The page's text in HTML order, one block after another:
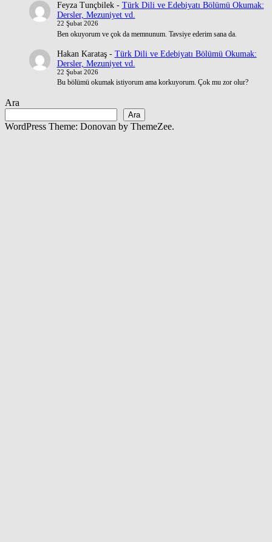
Feyza Tunçbilek- Türk Dili ve Edebiyatı Bölümü Okumak:
Dersler, Mezuniyet vd.
22 Şubat 2026
Ben okuyorum ve çok da memnunum. Tavsiye ederim sana da.
Hakan Karataş- Türk Dili ve Edebiyatı Bölümü Okumak:
Dersler, Mezuniyet vd.
22 Şubat 2026
Bu bölümü okumak istiyorum ama korkuyorum. Çok mu zor olur?
Ara
Ara
WordPress Theme: Donovan by ThemeZee.